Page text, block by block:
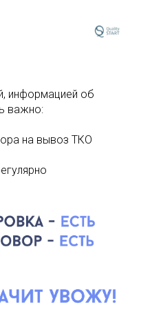
информацией об
важно:
на вывоз ТКО